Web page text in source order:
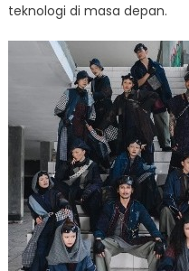
teknologi di masa depan.